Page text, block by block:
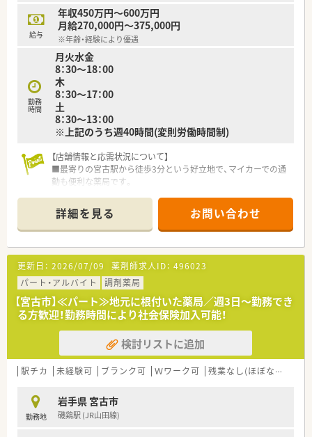
【勤務実態について】
■月平均の残業時間は5.6時間と非常に少なく、18時までの勤務
がメインのためワークライフバランスが充実します。
■水曜日と土曜日は12時半までの半日営業となっており、午後
の時間を自身のプライベートに有効活用できます。
■2021年度の実績では平均有給休暇取得日数が10日となってお
り、お休みをしっかりと確保できる職場環境です。
給与
年収450万円～600万円
月給270,000円～375,000円
※年齢・経験により優遇
勤務
時間
月火水金
8：30～18：00
木
8：30～17：00
土
8：30～13：00
※上記のうち週40時間(変則労働時間制)
【店舗情報と応需状況について】
■最寄りの宮古駅から徒歩3分という好立地で、マイカーでの通
勤も便利な薬局です。
て約80枚です。
■現在、薬剤師2名と医療事務スタッフ2名が在籍し、協力しなが
ら業務を行っています。
【募集背景と求める人物像について】
■今後の体制強化を見据えて、共に地域医療に貢献していただけ
る方を募集しています。
■ご自身の働き方について軸を持ち、前向きに業務に取り組める
方を歓迎いたします。
■これまでのご経験や年齢は問わず、お人柄や仕事への意欲を重
視した採用です。
【法人特徴について】
■岩手県に本社を構え、地域に根差した薬局を複数展開している
■平均年齢は37歳と若く活気がありますが、ベテラン薬剤師も
多く在籍しています。
■社員を家族のように大切にする温かい社風で、社長自ら社員一
詳細を見る お問い合わせ
更新日： 2026/07/09 薬剤師求人ID： 496023
パート・アルバイト
調剤薬局
【宮古市】≪パート≫地元に根付いた薬局／週3日～勤務でき
る方歓迎！勤務時間により社会保険加入可能！
検討リストに追加
駅チカ 未経験可 ブランク可 Ｗワーク可 残業なし(ほぼなし含む)
勤務地
岩手県 宮古市
磯鶏駅 (JR山田線)